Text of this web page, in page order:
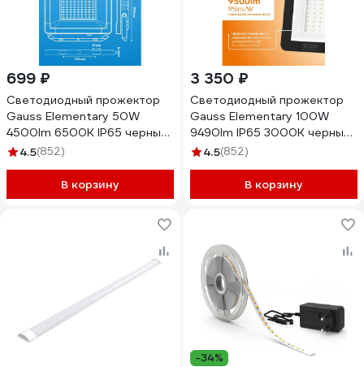
699 ₽
Светодиодный прожектор
Gauss Elementary 50W
4500lm 6500К IP65 черный
613100350
4.5(852)
В корзину
3 350 ₽
Светодиодный прожектор
Gauss Elementary 100W
9490lm IP65 3000К черный
613527100
4.5(852)
В корзину
-34%